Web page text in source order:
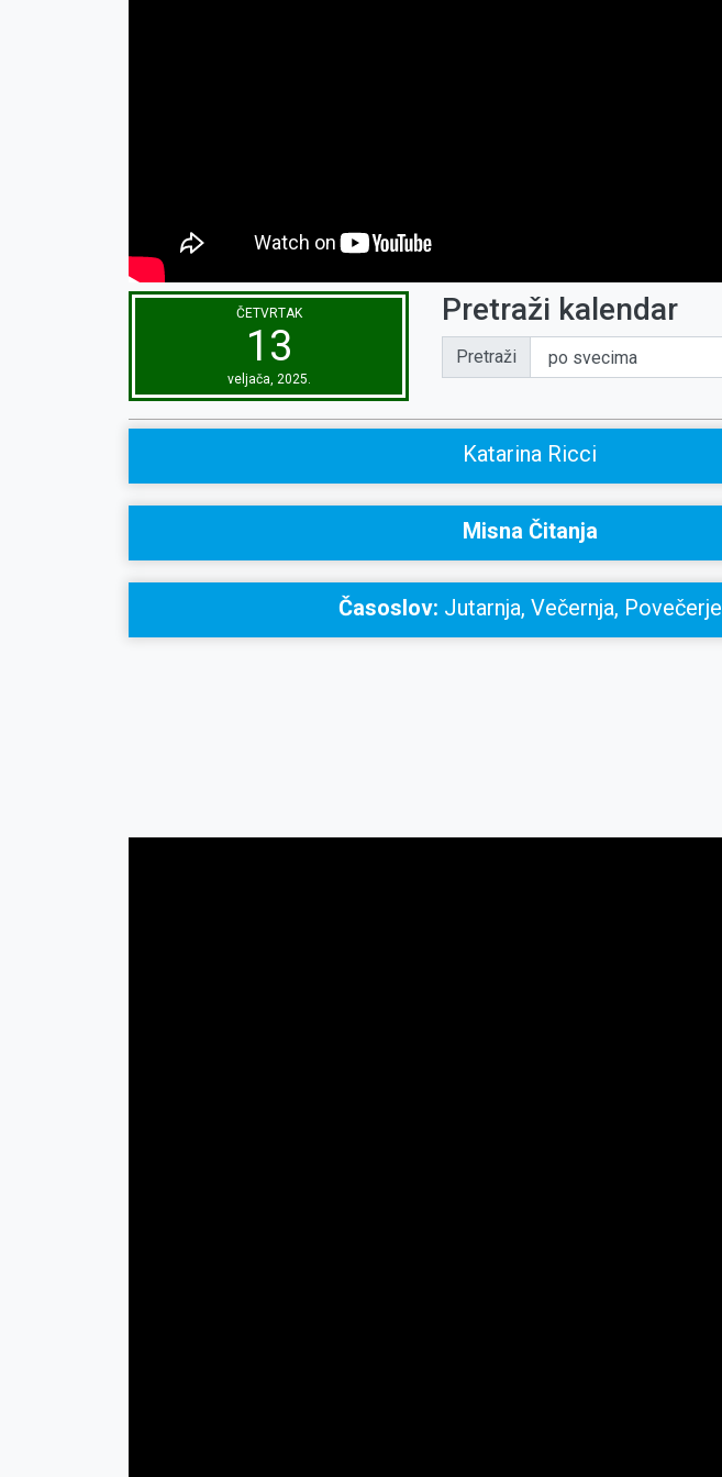
ČETVRTAK
13
veljača, 2025.
Pretraži kalendar
Pretraži
Katarina Ricci
Misna Čitanja
Časoslov: Jutarnja, Večernja, Povečerje